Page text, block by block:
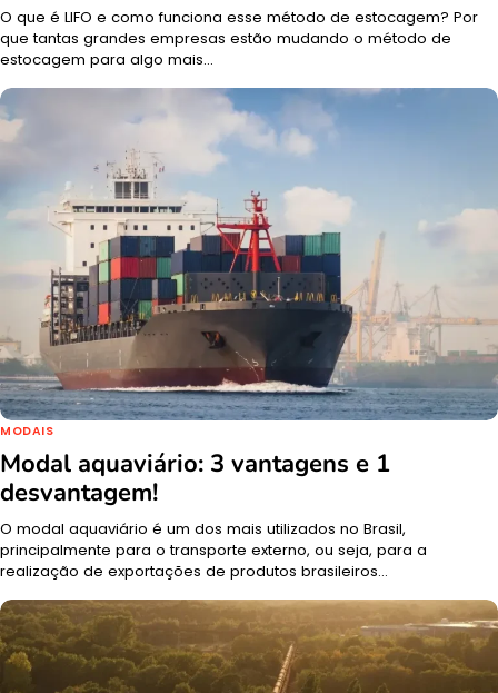
O que é LIFO e como funciona esse método de estocagem? Por
que tantas grandes empresas estão mudando o método de
estocagem para algo mais…
MODAIS
Modal aquaviário: 3 vantagens e 1
desvantagem!
O modal aquaviário é um dos mais utilizados no Brasil,
principalmente para o transporte externo, ou seja, para a
realização de exportações de produtos brasileiros…